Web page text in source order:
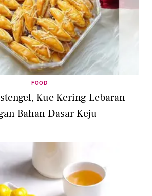
FOOD
Kue Kering Lebaran
Bahan Dasar Keju